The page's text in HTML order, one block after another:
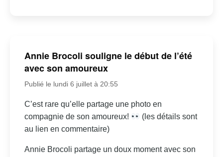
Annie Brocoli souligne le début de l’été
avec son amoureux
Publié le lundi 6 juillet à 20:55
C’est rare qu’elle partage une photo en
compagnie de son amoureux!
(les détails sont
au lien en commentaire)
Annie Brocoli partage un doux moment avec son